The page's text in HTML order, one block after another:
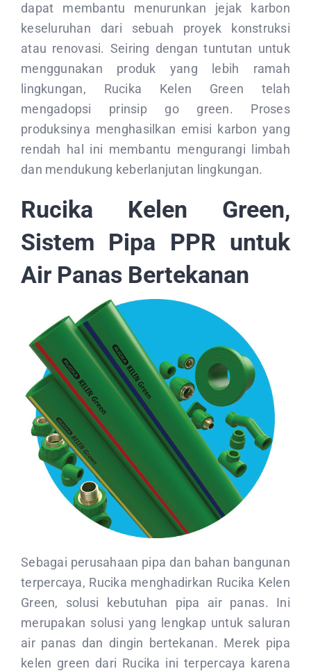
dapat membantu menurunkan jejak karbon
keseluruhan dari sebuah proyek konstruksi
atau renovasi. Seiring dengan tuntutan untuk
menggunakan produk yang lebih ramah
lingkungan, Rucika Kelen Green telah
mengadopsi prinsip go green. Proses
produksinya menghasilkan emisi karbon yang
rendah hal ini membantu mengurangi limbah
dan mendukung keberlanjutan lingkungan.
Rucika Kelen Green,
Sistem Pipa PPR untuk
Air Panas Bertekanan
Sebagai perusahaan pipa dan bahan bangunan
terpercaya, Rucika menghadirkan Rucika Kelen
Green, solusi kebutuhan pipa air panas. Ini
merupakan solusi yang lengkap untuk saluran
air panas dan dingin bertekanan. Merek pipa
kelen green dari Rucika ini terpercaya karena